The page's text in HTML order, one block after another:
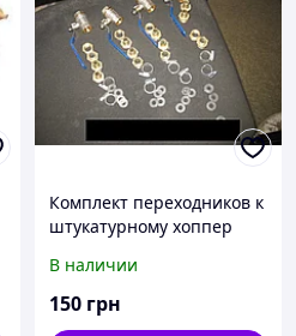
Комплект переходников к
штукатурному хоппер
В наличии
150 грн